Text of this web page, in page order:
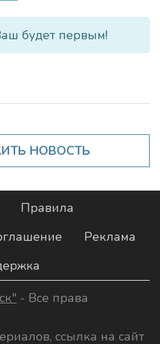
будет первым!
НОВОСТЬ
Правила
Реклама
- Все права
ссылка на сайт